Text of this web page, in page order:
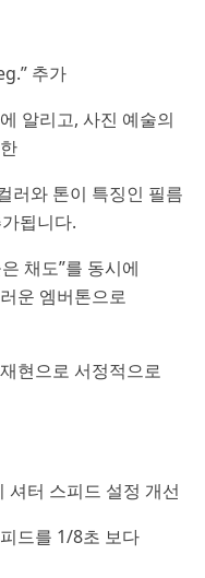
추가
알리고, 사진 예술의
러와 톤이 특징인 필름
됩니다.
채도”를 동시에
운 엠버톤으로
현으로 서정적으로
셔터 스피드 설정 개선
드를 1/8초 보다